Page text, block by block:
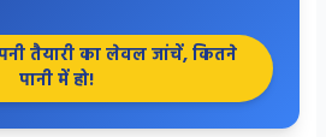
तैयारी का लेवल जांचें, कितने
पानी में हो!